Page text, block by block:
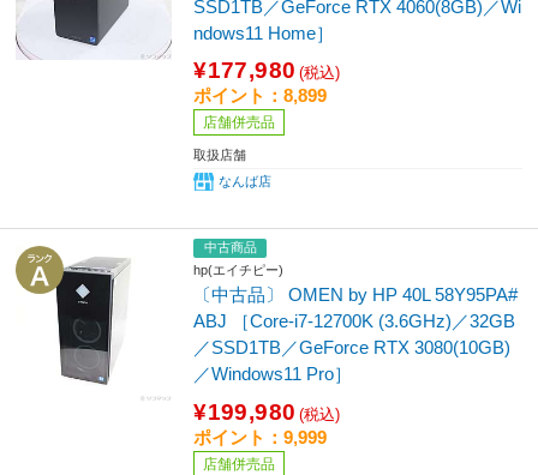
SSD1TB／GeForce RTX 4060(8GB)／Wi
ndows11 Home］
¥177,980 (税込)
ポイント：8,899
店舗併売品
取扱店舗
なんば店
中古商品
hp(エイチピー)
〔中古品〕 OMEN by HP 40L 58Y95PA#
ABJ ［Core-i7-12700K (3.6GHz)／32GB
／SSD1TB／GeForce RTX 3080(10GB)
／Windows11 Pro］
¥199,980 (税込)
ポイント：9,999
店舗併売品